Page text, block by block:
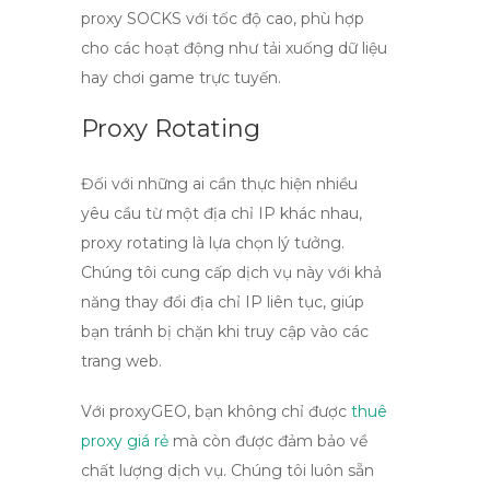
proxy SOCKS với tốc độ cao, phù hợp
cho các hoạt động như tải xuống dữ liệu
hay chơi game trực tuyến.
Proxy Rotating
Đối với những ai cần thực hiện nhiều
yêu cầu từ một địa chỉ IP khác nhau,
proxy rotating là lựa chọn lý tưởng.
Chúng tôi cung cấp dịch vụ này với khả
năng thay đổi địa chỉ IP liên tục, giúp
bạn tránh bị chặn khi truy cập vào các
trang web.
Với proxyGEO, bạn không chỉ được thuê
proxy giá rẻ mà còn được đảm bảo về
chất lượng dịch vụ. Chúng tôi luôn sẵn